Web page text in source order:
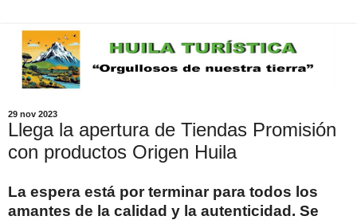
29 nov 2023
Llega la apertura de Tiendas Promisión
con productos Origen Huila
La espera está por terminar para todos los
amantes de la calidad y la autenticidad. Se